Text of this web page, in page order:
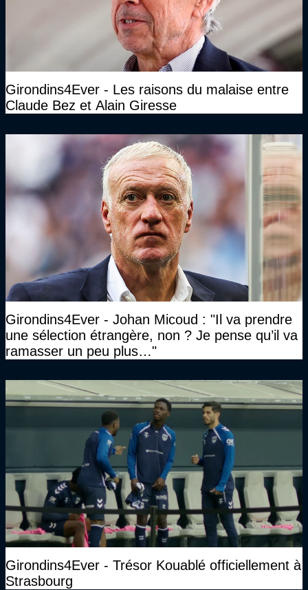
Girondins4Ever - Les raisons du malaise entre
Claude Bez et Alain Giresse
Girondins4Ever - Johan Micoud : "Il va prendre
une sélection étrangère, non ? Je pense qu’il va
ramasser un peu plus…"
Girondins4Ever - Trésor Kouablé officiellement à
Strasbourg